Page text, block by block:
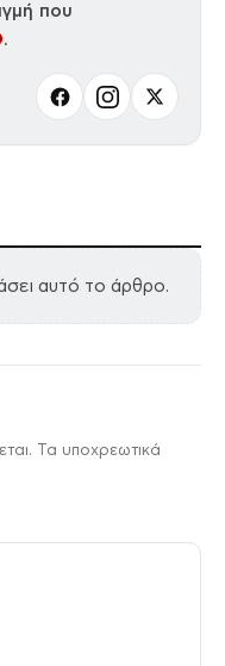
που
.
αυτό το άρθρο.
Τα υποχρεωτικά